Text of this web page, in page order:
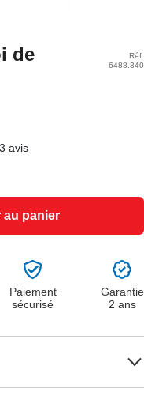
de
Réf.
6488.340
3 avis
au panier
Paiement
sécurisé
Garantie
2 ans